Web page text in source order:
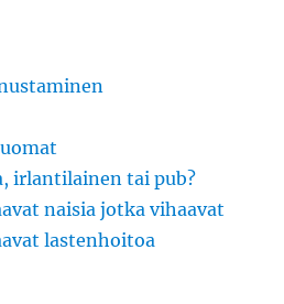
irlantilainen tai pub?
naisia jotka vihaavat
lastenhoitoa